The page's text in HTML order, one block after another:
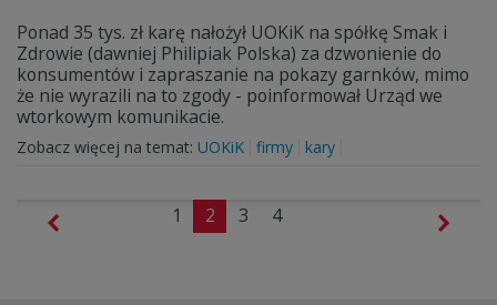
Ponad 35 tys. zł karę nałożył UOKiK na spółkę Smak i
Zdrowie (dawniej Philipiak Polska) za dzwonienie do
konsumentów i zapraszanie na pokazy garnków, mimo
że nie wyrazili na to zgody - poinformował Urząd we
wtorkowym komunikacie.
Zobacz więcej na temat: UOKiK firmy kary
1 2 3 4